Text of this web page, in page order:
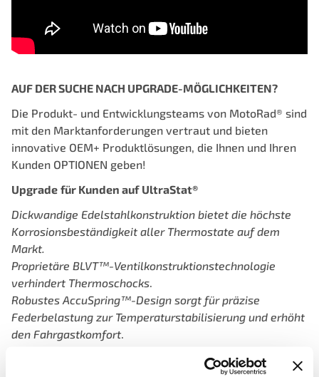
AUF DER SUCHE NACH UPGRADE-MÖGLICHKEITEN?
Die Produkt- und Entwicklungsteams von MotoRad® sind
mit den Marktanforderungen vertraut und bieten
innovative OEM+ Produktlösungen, die Ihnen und Ihren
Kunden OPTIONEN geben!
Upgrade für Kunden auf UltraStat®
Dickwandige Edelstahlkonstruktion bietet die höchste
Korrosionsbeständigkeit aller Thermostate auf dem
Markt.
Proprietäre BLVT™-Ventilkonstruktionstechnologie
verhindert Thermoschocks
Robustes AccuSpring™-Design sorgt für präzise
Federbelastung zur Temperaturstabilisierung und erhöht
den Fahrgastkomfort